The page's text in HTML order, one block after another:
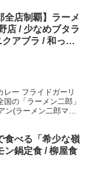
全店制覇】ラーメ
店 / 少なめブタラ
アブラ / 和っカ
ー フライドガーリ
の「ラーメン二郎」
(ラーメン二郎マニ
食べる「希少な嶺
ン鍋定食 / 柳屋食